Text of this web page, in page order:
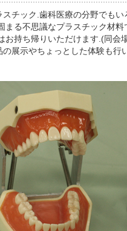
チック.歯科医療の分野でもい
まる不思議なプラスチック材
お持ち帰りいただけます.(同会
展示やちょっとした体験も行